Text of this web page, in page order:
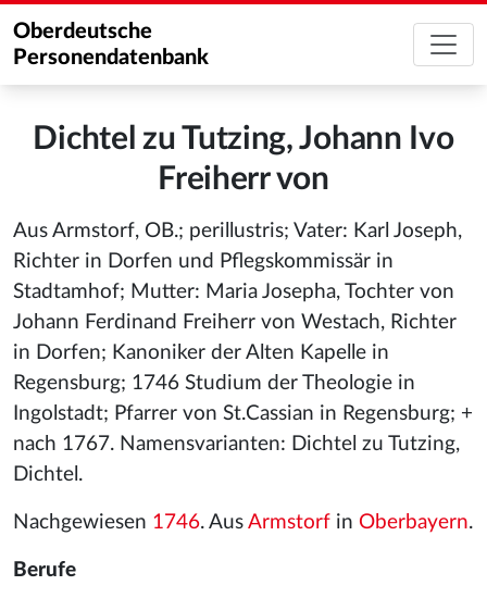
Oberdeutsche
Personendatenbank
Dichtel zu Tutzing, Johann Ivo
Freiherr von
Aus Armstorf, OB.; perillustris; Vater: Karl Joseph,
Richter in Dorfen und Pflegskommissär in
Stadtamhof; Mutter: Maria Josepha, Tochter von
Johann Ferdinand Freiherr von Westach, Richter
in Dorfen; Kanoniker der Alten Kapelle in
Regensburg; 1746 Studium der Theologie in
Ingolstadt; Pfarrer von St.Cassian in Regensburg; +
nach 1767. Namensvarianten: Dichtel zu Tutzing,
Dichtel.
Nachgewiesen 1746. Aus Armstorf in Oberbayern.
Berufe